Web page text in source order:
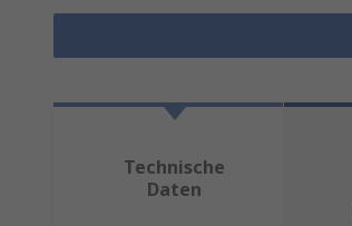
Technische
Daten